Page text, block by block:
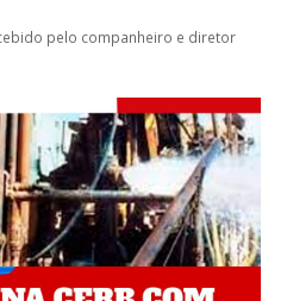
pelo companheiro e diretor